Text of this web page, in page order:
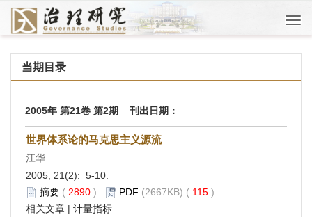
当期目录
2005年 第21卷 第2期 刊出日期：
世界体系论的马克思主义源流
江华
2005, 21(2): 5-10.
摘要 ( 2890 ) PDF (2667KB) ( 115 )
相关文章 | 计量指标